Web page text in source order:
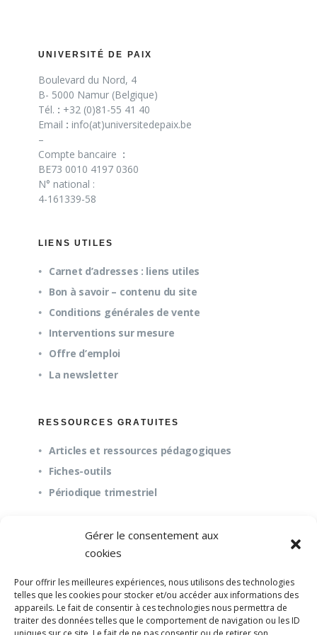
Gérer le consentement aux
cookies
Pour offrir les meilleures expériences, nous utilisons des technologies
telles que les cookies pour stocker et/ou accéder aux informations des
appareils. Le fait de consentir à ces technologies nous permettra de
traiter des données telles que le comportement de navigation ou les ID
UNIVERSITÉ DE PAIX
Boulevard du Nord, 4
B- 5000 Namur (Belgique)
Tél. : +32 (0)81-55 41 40
Email : info(at)universitedepaix.be
–
Compte bancaire :
BE73 0010 4197 0360
N° national :
4-161339-58
LIENS UTILES
Carnet d’adresses : liens utiles
Bon à savoir – contenu du site
Conditions générales de vente
Interventions sur mesure
Offre d’emploi
La newsletter
RESSOURCES GRATUITES
Articles et ressources pédagogiques
Fiches-outils
Périodique trimestriel
QUESTIONS FRÉQUENTES
Questions fréquentes (FAQ)
Mission et pédagogie